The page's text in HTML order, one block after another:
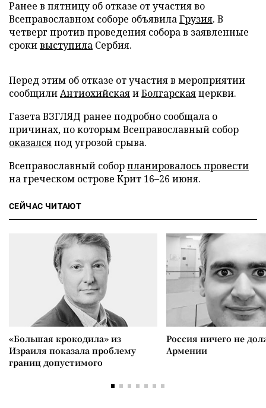
Ранее в пятницу об отказе от участия во
Всеправославном соборе объявилаГрузия. В
четверг против проведения собора в заявленные
срокивыступила Сербия.
Перед этим об отказе от участия в мероприятии
сообщилиАнтиохийскаяиБолгарскаяцеркви.
Газета ВЗГЛЯД ранее подробно сообщала о
причинах, по которым Всеправославный собор
оказалсяпод угрозой срыва.
Всеправославный соборпланировалось провести
на греческом острове Крит 16–26 июня.
СЕЙЧАС ЧИТАЮТ
«Большая крокодила» из
Израиля показала проблему
границ допустимого
Россия ничего не
Армении